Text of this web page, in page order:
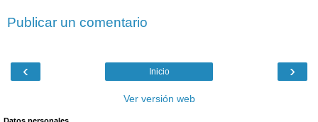
Publicar un comentario
‹ ›
Inicio
Ver versión web
Datos personales